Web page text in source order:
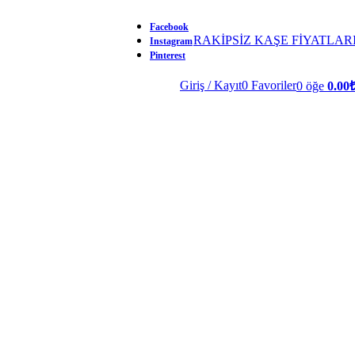
Facebook
Instagram
Pinterest
RAKİPSİZ KAŞE
Giriş / Kayıt0 Favoriler0 öğe 0.00